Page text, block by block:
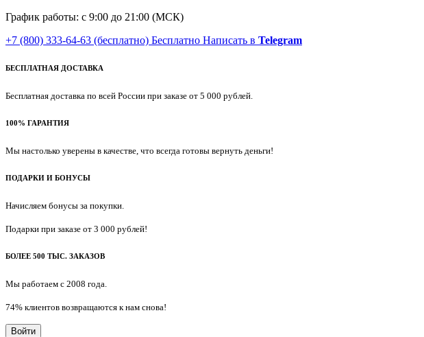
График работы: с 9:00 до 21:00 (МСК)
+7 (800) 333-64-63 (бесплатно) Бесплатно Написать в Telegram
БЕСПЛАТНАЯ ДОСТАВКА
Бесплатная доставка по всей России при заказе от 5 000 рублей.
100% ГАРАНТИЯ
Мы настолько уверены в качестве, что всегда готовы вернуть деньги!
ПОДАРКИ И БОНУСЫ
Начисляем бонусы за покупки.
Подарки при заказе от 3 000 рублей!
БОЛЕЕ 500 ТЫС. ЗАКАЗОВ
Мы работаем с 2008 года.
74% клиентов возвращаются к нам снова!
Войти